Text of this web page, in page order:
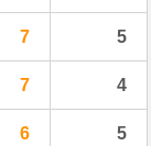
7 5
7 4
6 5